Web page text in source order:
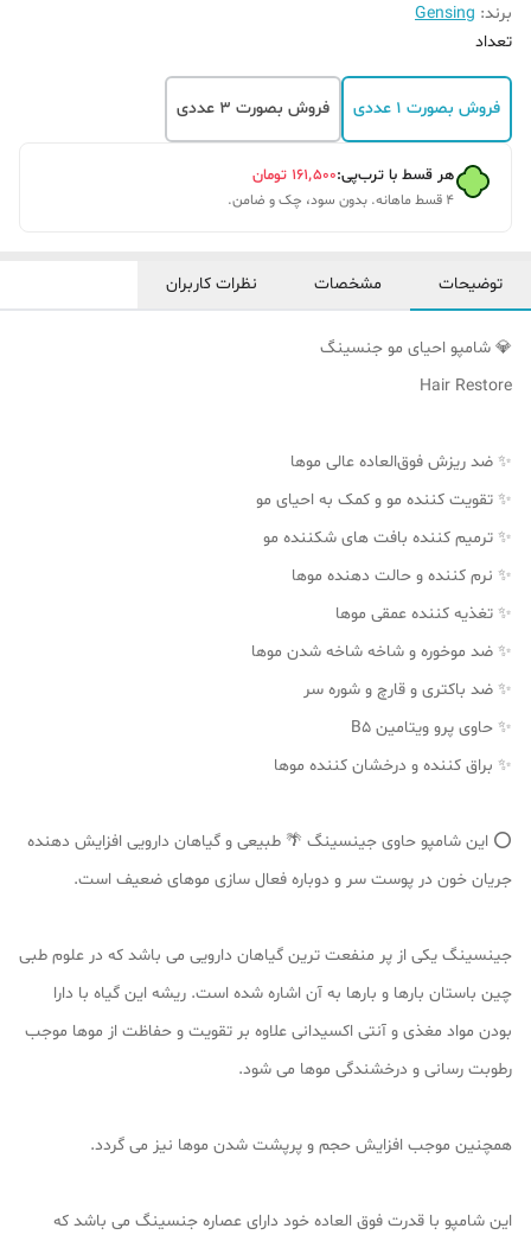
برند: Gensing
تعداد
فروش بصورت 1 عددی فروش بصورت 3 عددی
هر قسط با ترب‌پی:۱۶۱٬۵۰۰ تومان
۴ قسط ماهانه. بدون سود، چک و ضامن.
توضیحات مشخصات نظرات کاربران
💎 شامپو احیای مو جنسینگ
Hair Restore
✨ ضد ریزش فوق‌العاده عالی موها
✨ تقویت کننده مو و کمک به احیای مو
✨ ترمیم کننده بافت های شکننده مو
✨ نرم کننده و حالت دهنده موها
✨ تغذیه کننده عمقی موها
✨ ضد موخوره و شاخه شاخه شدن موها
✨ ضد باکتری و قارچ و شوره سر
✨ حاوی پرو ویتامین B5
✨ براق کننده و درخشان کننده موها
⭕️ این شامپو حاوی جینسینگ 🌴 طبیعی و گیاهان دارویی افزایش دهنده
جریان خون در پوست سر و دوباره فعال سازی موهای ضعیف است.
جینسینگ یکی از پر منفعت ترین گیاهان دارویی می باشد که در علوم طبی
چین باستان بارها و بارها به آن اشاره شده است. ریشه این گیاه با دارا
بودن مواد مغذی و آنتی اکسیدانی علاوه بر تقویت و حفاظت از موها موجب
رطوبت رسانی و درخشندگی موها می شود.
همچنین موجب افزایش حجم و پرپشت شدن موها نیز می گردد.
این شامپو با قدرت فوق العاده خود دارای عصاره جنسینگ می باشد که